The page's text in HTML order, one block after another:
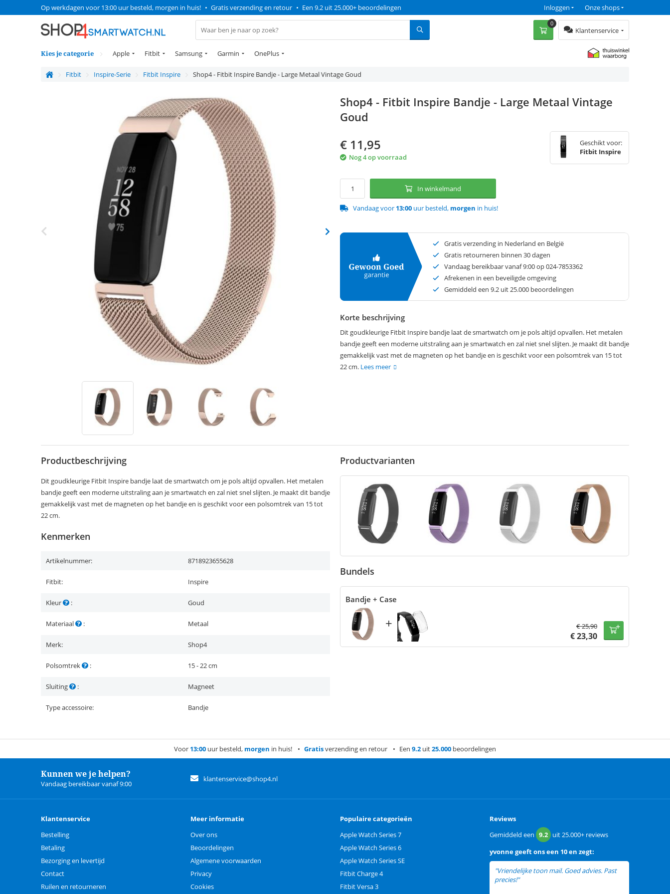
Op werkdagen voor 13:00 uur besteld, morgen in huis! • Gratis verzending en retour • Een 9.2 uit 25.000+ beoordelingen Onze shops
Inloggen
Klantenservice
0
Kies je categorie Apple Fitbit Samsung Garmin OnePlus
Fitbit Inspire-Serie Fitbit Inspire Shop4 - Fitbit Inspire Bandje - Large Metaal Vintage Goud
Shop4 - Fitbit Inspire Bandje - Large Metaal Vintage
Goud
€ 11,95
Nog 4 op voorraad
Geschikt voor:
Fitbit Inspire
In winkelmand
Vandaag voor 13:00 uur besteld, morgen in huis!
Gratis verzending in Nederland en België
Gratis retourneren binnen 30 dagen
Vandaag bereikbaar vanaf 9:00 op 024-7853362
Afrekenen in een beveiligde omgeving
Gemiddeld een 9.2 uit 25.000 beoordelingen
Korte beschrijving
Dit goudkleurige Fitbit Inspire bandje laat de smartwatch om je pols altijd opvallen. Het metalen
bandje geeft een moderne uitstraling aan je smartwatch en zal niet snel slijten. Je maakt dit bandje
gemakkelijk vast met de magneten op het bandje en is geschikt voor een polsomtrek van 15 tot
22 cm. Lees meer
Productbeschrijving
Dit goudkleurige Fitbit Inspire bandje laat de smartwatch om je pols altijd opvallen. Het metalen
bandje geeft een moderne uitstraling aan je smartwatch en zal niet snel slijten. Je maakt dit bandje
gemakkelijk vast met de magneten op het bandje en is geschikt voor een polsomtrek van 15 tot
22 cm.
Kenmerken
Artikelnummer: 8718923655628
Fitbit: Inspire
Kleur : Goud
Materiaal : Metaal
Merk: Shop4
Polsomtrek : 15 - 22 cm
Sluiting : Magneet
Type accessoire: Bandje
Productvarianten
Bundels
Bandje + Case
+ €25,90
€23,30
Voor 13:00 uur besteld, morgen in huis! Gratisverzending en retour Een 9.2 uit25.000 beoordelingen
Kunnen we je helpen?
Vandaag bereikbaar vanaf 9:00
klantenservice@shop4.nl
Klantenservice
Bestelling
Betaling
Bezorging en levertijd
Contact
Ruilen en retourneren
Meer informatie
Over ons
Beoordelingen
Algemene voorwaarden
Privacy
Cookies
Populaire categorieën
Apple Watch Series 7
Apple Watch Series 6
Apple Watch Series SE
Fitbit Charge 4
Fitbit Versa 3
Reviews
Gemiddeld een 9.2 uit25.000+ reviews
yvonnegeeft ons een 10 en zegt:
"Vriendelijke toon mail. Goed advies. Past
precies!"